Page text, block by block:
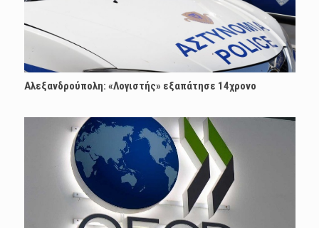
Αλεξανδρούπολη: «Λογιστής» εξαπάτησε 14χρονο